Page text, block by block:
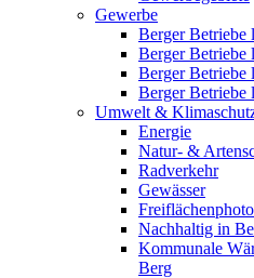
Gewerbe
Berger Betriebe
Berger Betriebe
Berger Betriebe
Berger Betriebe
Umwelt &
Energie
Natur- &
Radverkehr
Gewässer
Nachhaltig in
Kommunale
Berg